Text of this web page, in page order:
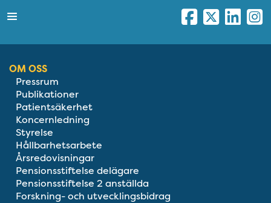
OM OSS
Pressrum
Publikationer
Patientsäkerhet
Koncernledning
Styrelse
Hållbarhetsarbete
Årsredovisningar
Pensionsstiftelse delägare
Pensionsstiftelse 2 anställda
Forskning- och utvecklingsbidrag